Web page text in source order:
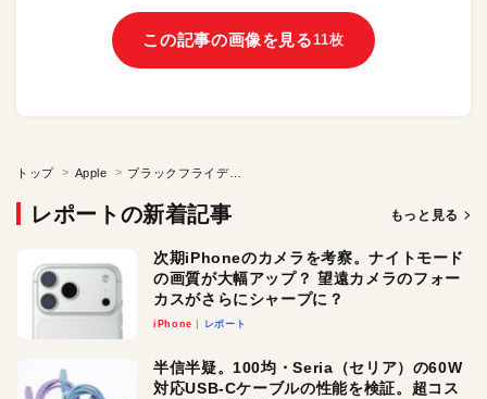
この記事の画像を見る11枚
トップ Apple ブラックフライデーでApple TVが半額！ 大谷翔平登場のドキュメンタリーをチェック。ほかApple・IT業界トレンドまとめ
レポートの新着記事 もっと見る
次期iPhoneのカメラを考察。ナイトモード
の画質が大幅アップ？ 望遠カメラのフォー
カスがさらにシャープに？
iPhone レポート
半信半疑。100均・Seria（セリア）の60W
対応USB-Cケーブルの性能を検証。超コス